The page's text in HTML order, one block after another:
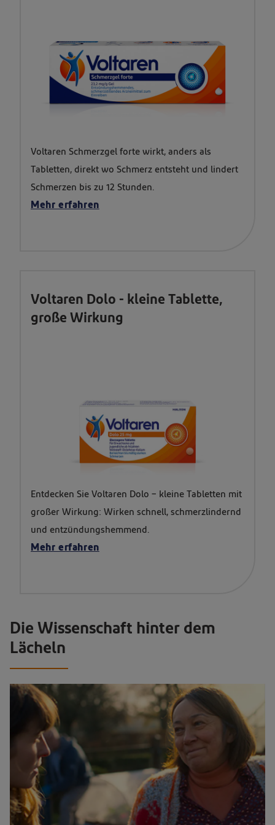
Packungsabbildung
öffnendem
Klickverschluss
Voltaren Schmerzgel forte wirkt, anders als
Tabletten, direkt wo Schmerz entsteht und lindert
Schmerzen bis zu 12 Stunden.
Mehr erfahren
Voltaren Dolo - kleine Tablette,
große Wirkung
Entdecken Sie Voltaren Dolo – kleine Tabletten mit
großer Wirkung: Wirken schnell, schmerzlindernd
und entzündungshemmend.
Mehr erfahren
Die Wissenschaft hinter dem
Lächeln